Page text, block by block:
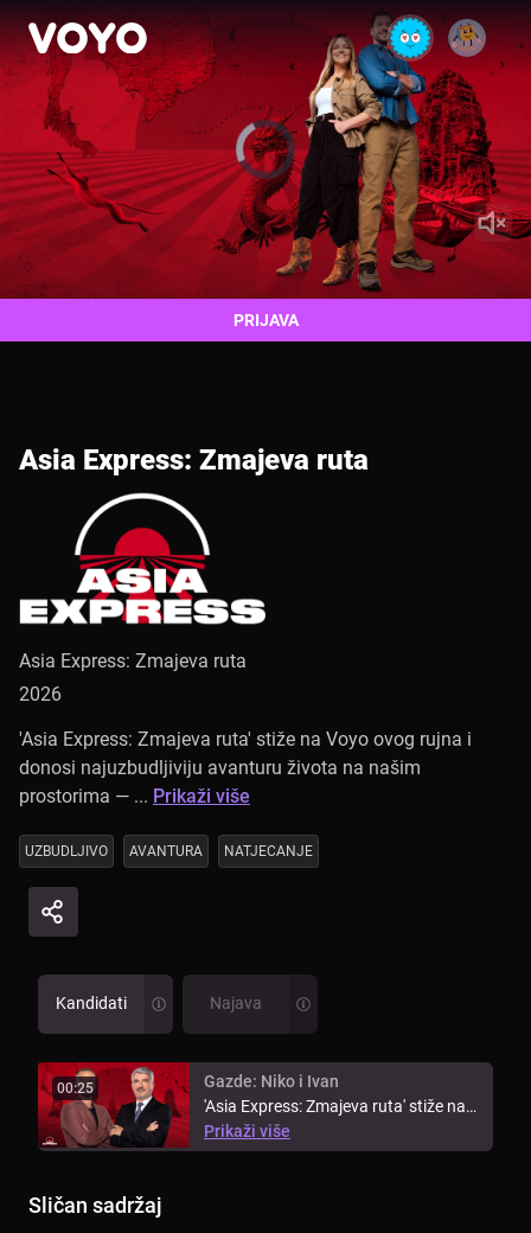
Video
Player
is
loading.
Asia Express: Zmajeva ruta
Asia Express: Zmajeva ruta
2026
'Asia Express: Zmajeva ruta' stiže na Voyo ovog rujna i
donosi najuzbudljiviju avanturu života na našim
prostorima — ... Prikaži više
UZBUDLJIVO AVANTURA NATJECANJE
PRIJAVA
Kandidati Najava
00:25
Gazde: Niko i Ivan
'Asia Express: Zmajeva ruta' stiže na
Voyo ovog rujna i donosi ...
Prikaži više
Sličan sadržaj